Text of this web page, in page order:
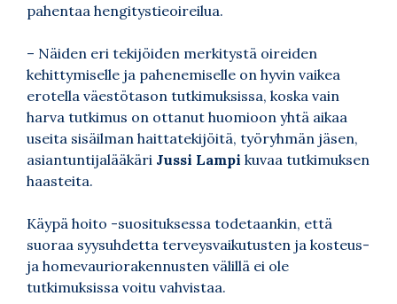
pahentaa hengitystieoireilua.
– Näiden eri tekijöiden merkitystä oireiden
kehittymiselle ja pahenemiselle on hyvin vaikea
erotella väestötason tutkimuksissa, koska vain
harva tutkimus on ottanut huomioon yhtä aikaa
useita sisäilman haittatekijöitä, työryhmän jäsen,
asiantuntijalääkäri Jussi Lampi kuvaa tutkimuksen
haasteita.
Käypä hoito -suosituksessa todetaankin, että
suoraa syysuhdetta terveysvaikutusten ja kosteus-
ja homevauriorakennusten välillä ei ole
tutkimuksissa voitu vahvistaa.